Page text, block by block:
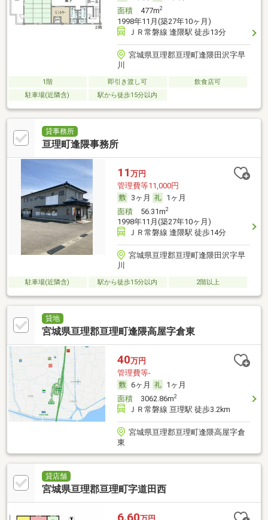
面積477m2
1998年11月(築27年10ヶ月)
ＪＲ常磐線 逢隈駅 徒歩13分
宮城県亘理郡亘理町逢隈田沢字早
川
1階 即引き渡し可
飲食店可
駐車場(近隣含)
駅から徒歩15分以内
貸事務所
亘理町逢隈事務所
11 万円
管理費等11,000円
3ヶ月
1ヶ月
面積56.31m2
1998年11月(築27年10ヶ月)
ＪＲ常磐線 逢隈駅 徒歩14分
宮城県亘理郡亘理町逢隈田沢字早
川
駐車場(近隣含) 駅から徒歩15分以内 2階以上
貸地
宮城県亘理郡亘理町逢隈高屋字倉東
40万円
管理費等-
6ヶ月
1ヶ月
面積3062.86m2
ＪＲ常磐線 亘理駅 徒歩3.2km
宮城県亘理郡亘理町逢隈高屋字倉
東
貸店舗
宮城県亘理郡亘理町字道田西